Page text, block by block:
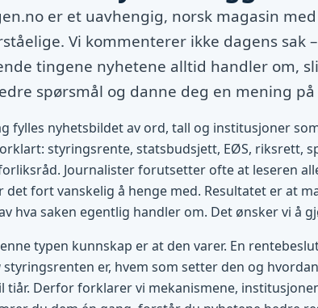
er et uavhengig, norsk magasin
Vi kommenterer ikke dagens sak
tingene nyhetene alltid handler om,
spørsmål og danne deg en mening
fylles nyhetsbildet av ord, tall og institusjoner
styringsrente, statsbudsjett, EØS, riksrett,
Journalister forutsetter ofte at leseren
det fort vanskelig å henge med. Resultatet er at
hva saken egentlig handler om. Det ønsker vi å
typen kunnskap er at den varer. En
styringsrenten er, hvem som setter den og
tiår. Derfor forklarer vi mekanismene,